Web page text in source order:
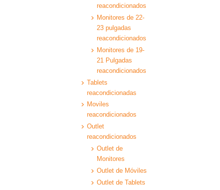
reacondicionados
Monitores de 22-
23 pulgadas
reacondicionados
Monitores de 19-
21 Pulgadas
reacondicionados
Tablets
reacondicionadas
Moviles
reacondicionados
Outlet
reacondicionados
Outlet de
Monitores
Outlet de Móviles
Outlet de Tablets